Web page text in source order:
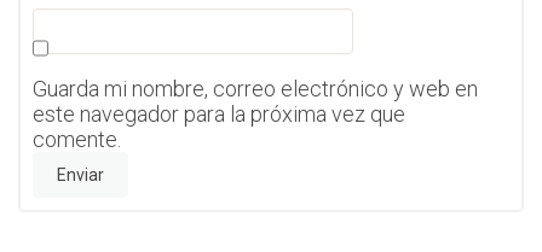
Guarda mi nombre, correo electrónico y web en
este navegador para la próxima vez que
comente.